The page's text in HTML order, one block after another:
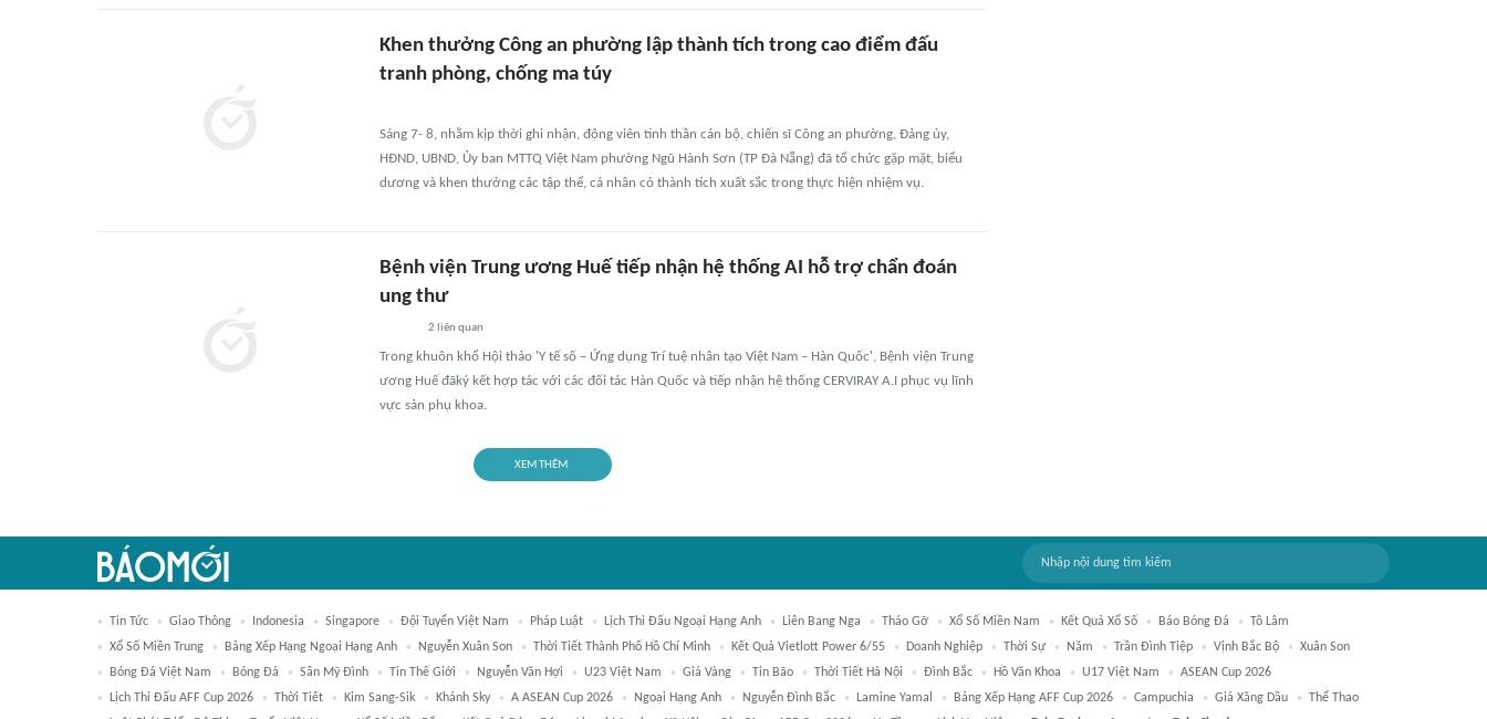
Khen thưởng Công an phường lập thành tích trong cao điểm đấu
tranh phòng, chống ma túy
Sáng 7- 8, nhằm kịp thời ghi nhận, động viên tinh thần cán bộ, chiến sĩ Công an phường, Đảng ủy,
HĐND, UBND, Ủy ban MTTQ Việt Nam phường Ngũ Hành Sơn (TP Đà Nẵng) đã tổ chức gặp mặt, biểu
dương và khen thưởng các tập thể, cá nhân có thành tích xuất sắc trong thực hiện nhiệm vụ.
Bệnh viện Trung ương Huế tiếp nhận hệ thống AI hỗ trợ chẩn đoán
ung thư
2 liên quan
Trong khuôn khổ Hội thảo 'Y tế số – Ứng dụng Trí tuệ nhân tạo Việt Nam – Hàn Quốc', Bệnh viện Trung
ương Huế đãký kết hợp tác với các đối tác Hàn Quốc và tiếp nhận hệ thống CERVIRAY A.I phục vụ lĩnh
vực sản phụ khoa.
XEM THÊM
Tin Tức Giao Thông Indonesia Singapore Đội Tuyển Việt Nam Pháp Luật Lịch Thi Đấu Ngoại Hạng Anh Liên Bang Nga Tháo Gỡ Xổ Số Miền Nam Kết Quả Xổ Số Báo Bóng Đá
Tô Lâm
Xổ Số Miền Trung
Bảng Xếp Hạng Ngoại Hạng Anh Nguyễn Xuân Son Thời Tiết Thành Phố Hồ Chí Minh Kết Quả Vietlott Power 6/55 Doanh Nghiệp Thời Sự Năm Trần Đình Tiệp Vịnh Bắc Bộ
Xuân Son
Bóng Đá Việt Nam
Bóng Đá Sân Mỹ Đình Tin Thế Giới Nguyễn Văn Hợi U23 Việt Nam Giá Vàng Tin Bão Thời Tiết Hà Nội Đình Bắc Hồ Văn Khoa U17 Việt Nam
ASEAN Cup 2026
Lịch Thi Đấu AFF Cup 2026
Thời Tiết Kim Sang-Sik Khánh Sky A ASEAN Cup 2026 Ngoại Hạng Anh Nguyễn Đình Bắc Lamine Yamal Bảng Xếp Hạng AFF Cup 2026 Campuchia Giá Xăng Dầu
Thể Thao